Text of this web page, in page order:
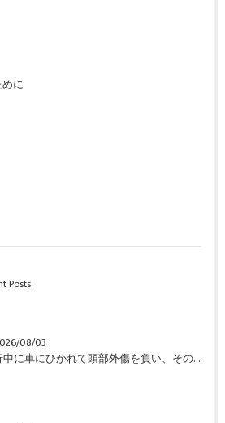
に
Posts
08/03
歩行中に車にひかれて頭部外傷を負い、その４か月後に亡くなり、死亡部分も含めて裁判所の基準で損害賠償金を獲得した事案｜たおく法律事務所